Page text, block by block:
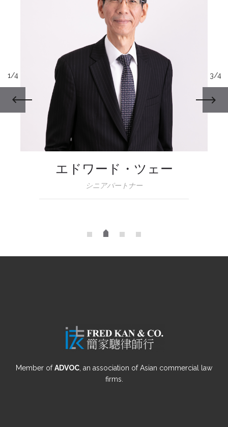
エドワード・ツェー
シニアパートナー
1/4 3/4
Member ofADVOC , an association of Asian commercial law
firms.